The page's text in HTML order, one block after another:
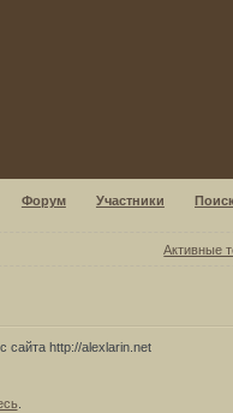
Форум Участники
Активные
http://alexlarin.net
.